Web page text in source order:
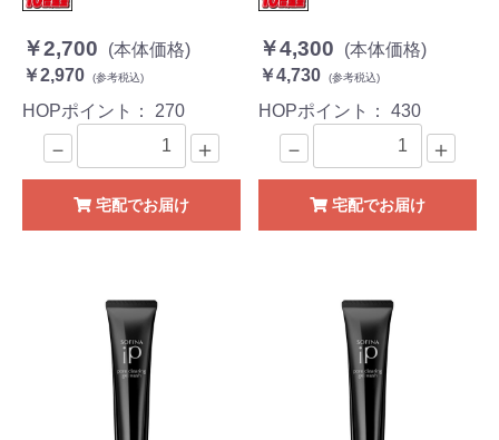
￥2,700
(本体価格)
￥2,970
(参考税込)
HOPポイント： 270
－ ＋
宅配でお届け
￥4,300
(本体価格)
￥4,730
(参考税込)
HOPポイント： 430
－ ＋
宅配でお届け